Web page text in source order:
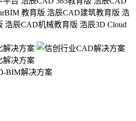
教育版 浩辰CAD建筑教育版 浩
浩辰CAD机械教育版 浩辰3D Cloud